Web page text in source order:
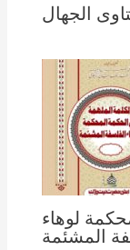
الجهال
لوهاء
المشئمة